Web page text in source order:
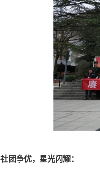
社团争优，星光闪耀：